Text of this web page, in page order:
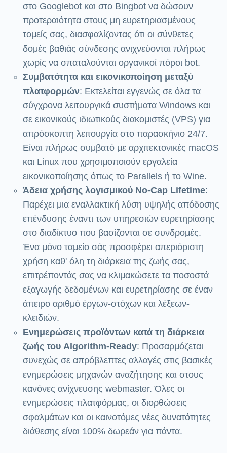
στο Googlebot και στο Bingbot να δώσουν
προτεραιότητα στους μη ευρετηριασμένους
τομείς σας, διασφαλίζοντας ότι οι σύνθετες
δομές βαθιάς σύνδεσης ανιχνεύονται πλήρως
χωρίς να σπαταλούνται οργανικοί πόροι bot.
Συμβατότητα και εικονικοποίηση μεταξύ
πλατφορμών: Εκτελείται εγγενώς σε όλα τα
σύγχρονα λειτουργικά συστήματα Windows και
σε εικονικούς ιδιωτικούς διακομιστές (VPS) για
απρόσκοπτη λειτουργία στο παρασκήνιο 24/7.
Είναι πλήρως συμβατό με αρχιτεκτονικές macOS
και Linux που χρησιμοποιούν εργαλεία
εικονικοποίησης όπως το Parallels ή το Wine.
Άδεια χρήσης λογισμικού No-Cap Lifetime:
Παρέχει μια εναλλακτική λύση υψηλής απόδοσης
επένδυσης έναντι των υπηρεσιών ευρετηρίασης
στο διαδίκτυο που βασίζονται σε συνδρομές.
Ένα μόνο ταμείο σάς προσφέρει απεριόριστη
χρήση καθ' όλη τη διάρκεια της ζωής σας,
επιτρέποντάς σας να κλιμακώσετε τα ποσοστά
εξαγωγής δεδομένων και ευρετηρίασης σε έναν
άπειρο αριθμό έργων-στόχων και λέξεων-
κλειδιών.
Ενημερώσεις προϊόντων κατά τη διάρκεια
ζωής του Algorithm-Ready: Προσαρμόζεται
συνεχώς σε απρόβλεπτες αλλαγές στις βασικές
ενημερώσεις μηχανών αναζήτησης και στους
κανόνες ανίχνευσης webmaster. Όλες οι
ενημερώσεις πλατφόρμας, οι διορθώσεις
σφαλμάτων και οι καινοτόμες νέες δυνατότητες
διάθεσης είναι 100% δωρεάν για πάντα.